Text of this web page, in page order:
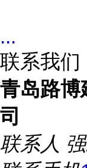
...
联系我们
青岛路博
司
联系人